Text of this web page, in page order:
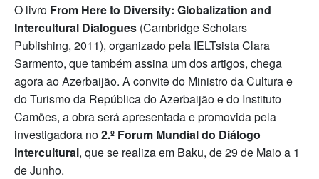
O livro From Here to Diversity: Globalization and
Intercultural Dialogues (Cambridge Scholars
Publishing, 2011), organizado pela IELTsista Clara
Sarmento, que também assina um dos artigos, chega
agora ao Azerbaijão. A convite do Ministro da Cultura e
do Turismo da República do Azerbaijão e do Instituto
Camões, a obra será apresentada e promovida pela
investigadora no2.º Forum Mundial do Diálogo
Intercultural, que se realiza em Baku, de 29 de Maio a 1
de Junho.